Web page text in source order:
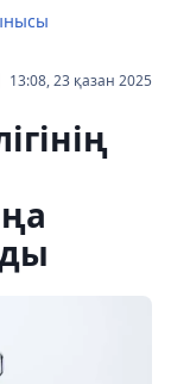
13:08, 23 қазан 2025